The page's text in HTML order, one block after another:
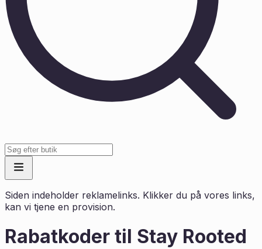
Siden indeholder reklamelinks. Klikker du på vores links,
kan vi tjene en provision.
Rabatkoder til Stay Rooted